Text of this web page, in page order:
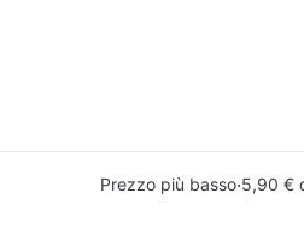
Prezzo più basso·5,90 €